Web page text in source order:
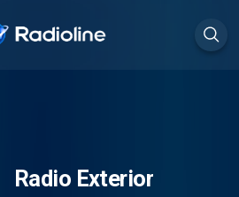
Radio Exterior